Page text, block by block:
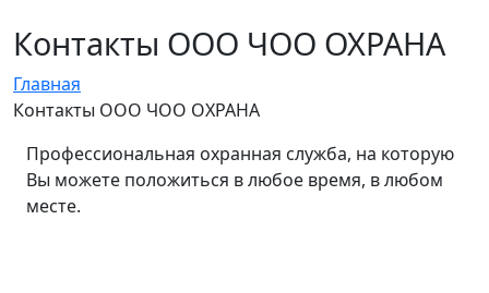
Контакты ООО ЧОО ОХРАНА
Главная
Контакты ООО ЧОО ОХРАНА
Профессиональная охранная служба, на которую
Вы можете положиться в любое время, в любом
месте.